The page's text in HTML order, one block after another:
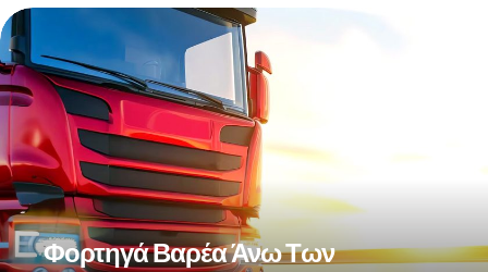
Φορτηγά Βαρέα Άνω Των